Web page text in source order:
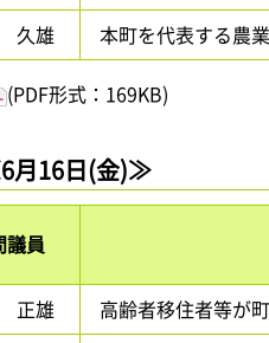
雄 本町を代表する農
(PDF形式：169KB)
月16日(金)≫
議員
正雄 高齢者移住者等が